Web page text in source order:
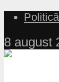
8 august